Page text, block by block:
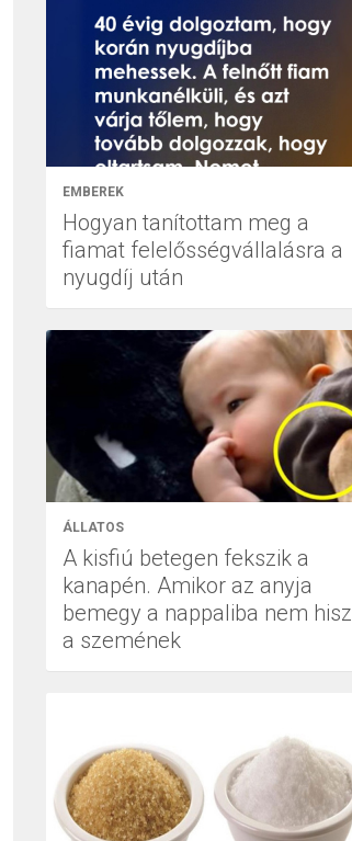
EMBEREK
Hogyan tanítottam meg a
fiamat felelősségvállalásra a
nyugdíj után
ÁLLATOS
A kisfiú betegen fekszik a
kanapén. Amikor az anyja
bemegy a nappaliba nem hisz
a szemének